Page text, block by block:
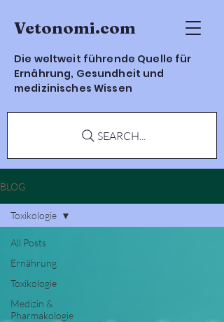
Vetonomi.com
Die weltweit führende Quelle für
Ernährung, Gesundheit und
medizinisches Wissen
SEARCH...
BLOG
All Posts
Ernährung
Toxikologie
Medizin &
Pharmakologie
Toxikologie